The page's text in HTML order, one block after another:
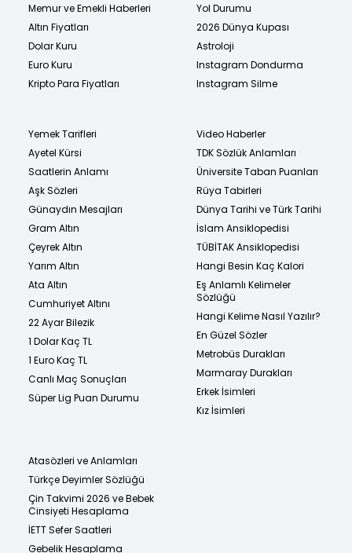
Memur ve Emekli Haberleri
Altın Fiyatları
Dolar Kuru
Euro Kuru
Kripto Para Fiyatları
Yol Durumu
2026 Dünya Kupası
Astroloji
Instagram Dondurma
Instagram Silme
Yemek Tarifleri
Ayetel Kürsi
Saatlerin Anlamı
Aşk Sözleri
Günaydın Mesajları
Gram Altın
Çeyrek Altın
Yarım Altın
Ata Altın
Cumhuriyet Altını
22 Ayar Bilezik
1 Dolar Kaç TL
1 Euro Kaç TL
Canlı Maç Sonuçları
Süper Lig Puan Durumu
Video Haberler
TDK Sözlük Anlamları
Üniversite Taban Puanları
Rüya Tabirleri
Dünya Tarihi ve Türk Tarihi
İslam Ansiklopedisi
TÜBİTAK Ansiklopedisi
Hangi Besin Kaç Kalori
Eş Anlamlı Kelimeler
Sözlüğü
Hangi Kelime Nasıl Yazılır?
En Güzel Sözler
Metrobüs Durakları
Marmaray Durakları
Erkek İsimleri
Kız İsimleri
Atasözleri ve Anlamları
Türkçe Deyimler Sözlüğü
Çin Takvimi 2026 ve Bebek
Cinsiyeti Hesaplama
İETT Sefer Saatleri
Gebelik Hesaplama